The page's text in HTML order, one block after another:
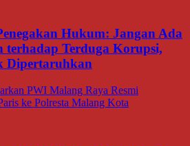
Hukum: Jangan Ada
terhadap Terduga Korupsi,
Dipertaruhkan